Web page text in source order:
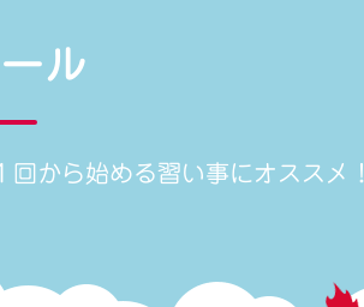
ル
回から始める習い事にオススメ！